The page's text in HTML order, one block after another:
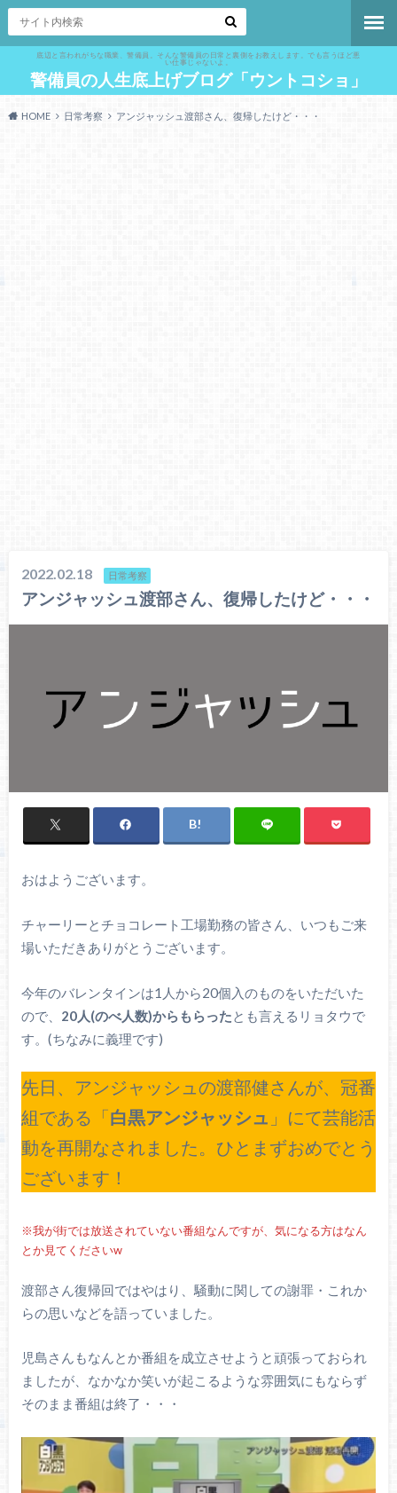
底辺と言われがちな職業、警備員。そんな警備員の日常と裏側をお教えします。でも言うほど悪
い仕事じゃないよ。
警備員の人生底上げブログ「ウントコショ」
HOME 日常考察 アンジャッシュ渡部さん、復帰したけど・・・
2022.02.18 日常考察
アンジャッシュ渡部さん、復帰したけど・・・
おはようございます。
チャーリーとチョコレート工場勤務の皆さん、いつもご来
場いただきありがとうございます。
今年のバレンタインは1人から20個入のものをいただいた
ので、 20人(のべ人数)からもらった とも言えるリョタウで
す。(ちなみに義理です)
先日、アンジャッシュの渡部健さんが、冠番
組である「白黒アンジャッシュ 」にて芸能活
動を再開なされました。ひとまずおめでとう
ございます！
※我が街では放送されていない番組なんですが、気になる方はなん
とか見てくださいw
渡部さん復帰回ではやはり、騒動に関しての謝罪・これか
らの思いなどを語っていました。
児島さんもなんとか番組を成立させようと頑張っておられ
ましたが、なかなか笑いが起こるような雰囲気にもならず
そのまま番組は終了・・・